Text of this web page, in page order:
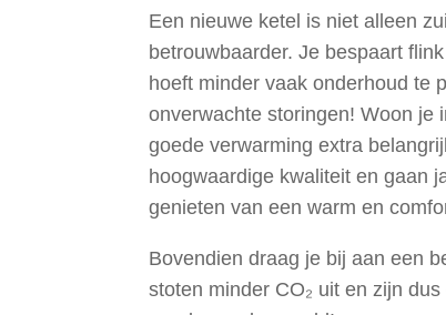
Een nieuwe ketel is niet alleen
betrouwbaarder. Je bespaart
hoeft minder vaak onderhoud te
onverwachte storingen! Woon je
goede verwarming extra
hoogwaardige kwaliteit en gaan
genieten van een warm en
Bovendien draag je bij aan een
stoten minder CO₂ uit en zijn